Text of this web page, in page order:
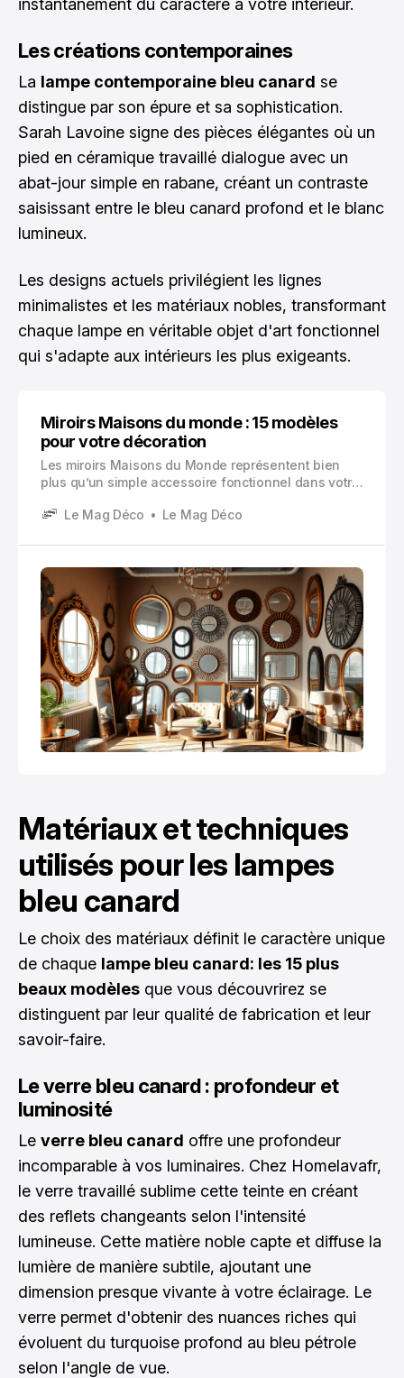
instantanément du caractère à votre intérieur.
Les créations contemporaines
La lampe contemporaine bleu canard se
distingue par son épure et sa sophistication.
Sarah Lavoine signe des pièces élégantes où un
pied en céramique travaillé dialogue avec un
abat-jour simple en rabane, créant un contraste
saisissant entre le bleu canard profond et le blanc
lumineux.
Les designs actuels privilégient les lignes
minimalistes et les matériaux nobles, transformant
chaque lampe en véritable objet d'art fonctionnel
qui s'adapte aux intérieurs les plus exigeants.
Miroirs Maisons du monde : 15 modèles
pour votre décoration
Les miroirs Maisons du Monde représentent bien
plus qu’un simple accessoire fonctionnel dans votre
intérieure transforment radicalement l’atmosphère
joue avec les perspectives
Le Mag Déco Le Mag Déco
Matériaux et techniques
utilisés pour les lampes
bleu canard
Le choix des matériaux définit le caractère unique
de chaque lampe bleu canard: les 15 plus
beaux modèles que vous découvrirez se
distinguent par leur qualité de fabrication et leur
savoir-faire.
Le verre bleu canard : profondeur et
luminosité
Le verre bleu canard offre une profondeur
incomparable à vos luminaires. Chez Homelavafr,
le verre travaillé sublime cette teinte en créant
des reflets changeants selon l'intensité
lumineuse. Cette matière noble capte et diffuse la
lumière de manière subtile, ajoutant une
dimension presque vivante à votre éclairage. Le
verre permet d'obtenir des nuances riches qui
évoluent du turquoise profond au bleu pétrole
selon l'angle de vue.